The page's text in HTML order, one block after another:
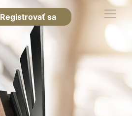
Registrovať sa